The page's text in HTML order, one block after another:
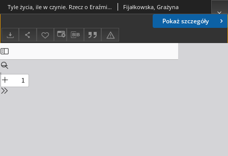
Pokaż szczegóły
Tyle życia, ile w czynie. Rzecz o Eraźmie Józefie Jerzmanowskim Fijałkowska, Grażyna